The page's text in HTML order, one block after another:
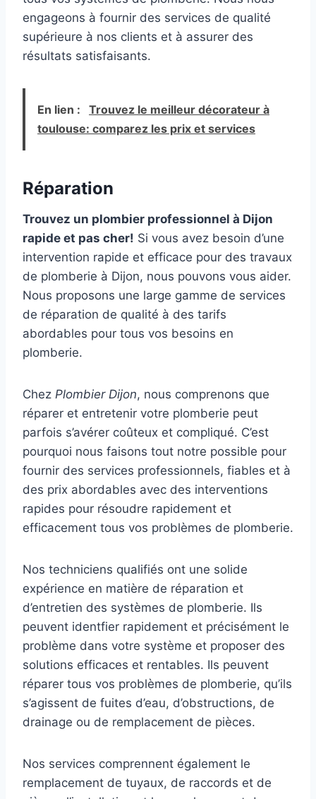
engageons à fournir des services de qualité
supérieure à nos clients et à assurer des
résultats satisfaisants.
En lien :
Trouvez le meilleur décorateur à
toulouse: comparez les prix et services
Réparation
Trouvez un plombier professionnel à Dijon
rapide et pas cher! Si vous avez besoin d’une
intervention rapide et efficace pour des travaux
de plomberie à Dijon, nous pouvons vous aider.
Nous proposons une large gamme de services
de réparation de qualité à des tarifs
abordables pour tous vos besoins en
plomberie.
Chez Plombier Dijon, nous comprenons que
réparer et entretenir votre plomberie peut
parfois s’avérer coûteux et compliqué. C’est
pourquoi nous faisons tout notre possible pour
fournir des services professionnels, fiables et à
des prix abordables avec des interventions
rapides pour résoudre rapidement et
efficacement tous vos problèmes de plomberie.
Nos techniciens qualifiés ont une solide
expérience en matière de réparation et
d’entretien des systèmes de plomberie. Ils
peuvent identfier rapidement et précisément le
problème dans votre système et proposer des
solutions efficaces et rentables. Ils peuvent
réparer tous vos problèmes de plomberie, qu’ils
s’agissent de fuites d’eau, d’obstructions, de
drainage ou de remplacement de pièces.
Nos services comprennent également le
remplacement de tuyaux, de raccords et de